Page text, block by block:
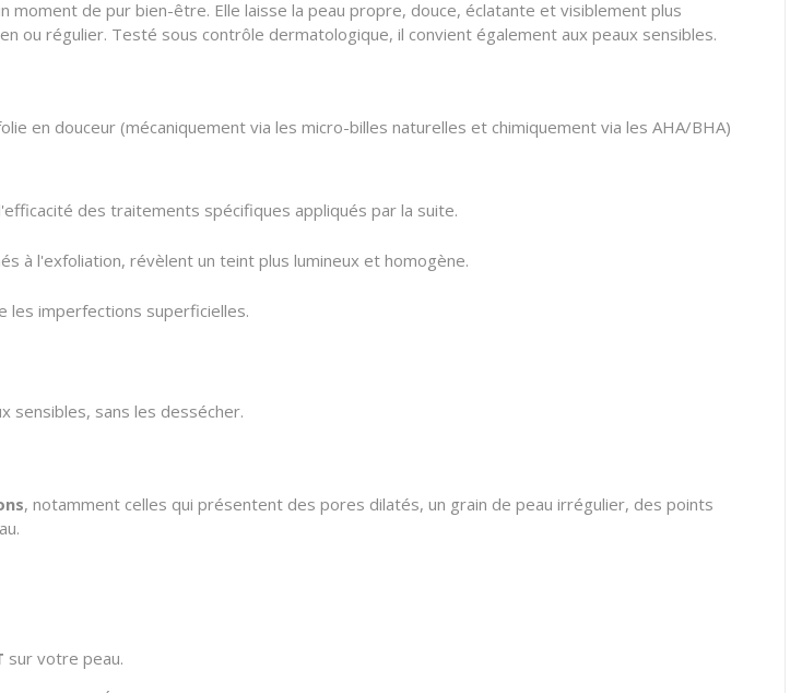
de pur bien-être. Elle laisse la peau propre, douce, éclatante et visiblement plus
ou régulier. Testé sous contrôle dermatologique, il convient également aux peaux sensibles.
en douceur (mécaniquement via les micro-billes naturelles et chimiquement via les AHA/BHA)
des traitements spécifiques appliqués par la suite.
à l'exfoliation, révèlent un teint plus lumineux et homogène.
les imperfections superficielles.
sensibles, sans les dessécher.
, notamment celles qui présentent des pores dilatés, un grain de peau irrégulier, des points
sur votre peau.